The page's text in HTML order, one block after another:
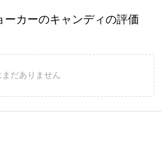
ーカーのキャンディの評価